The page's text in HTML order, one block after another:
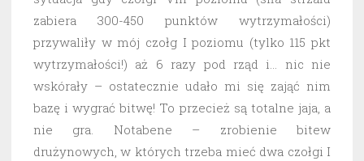
zabiera 300-450 punktów wytrzymałości)
przywaliły w mój czołg I poziomu (tylko 115 pkt
wytrzymałości!) aż 6 razy pod rząd i… nic nie
wskórały – ostatecznie udało mi się zająć nim
bazę i wygrać bitwę! To przecież są totalne jaja, a
nie gra. Notabene – zrobienie bitew
drużynowych, w których trzeba mieć dwa czołgi I